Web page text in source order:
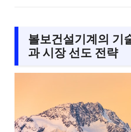
볼보건설기계의 기
과 시장 선도 전략